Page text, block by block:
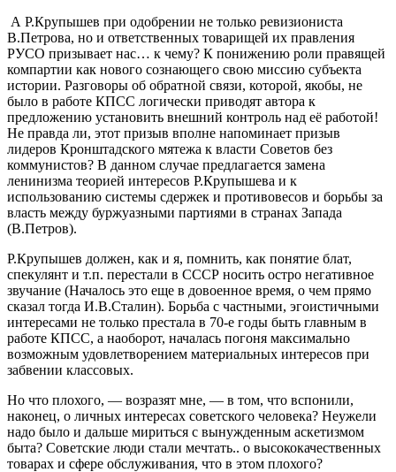
А Р.Крупышев при одобрении не только ревизиониста
В.Петрова, но и ответственных товарищей их правления
РУСО призывает нас… к чему? К понижению роли правящей
компартии как нового сознающего свою миссию субъекта
истории. Разговоры об обратной связи, которой, якобы, не
было в работе КПСС логически приводят автора к
предложению установить внешний контроль над её работой!
Не правда ли, этот призыв вполне напоминает призыв
лидеров Кронштадского мятежа к власти Советов без
коммунистов? В данном случае предлагается замена
ленинизма теорией интересов Р.Крупышева и к
использованию системы сдержек и противовесов и борьбы за
власть между буржуазными партиями в странах Запада
(В.Петров).
Р.Крупышев должен, как и я, помнить, как понятие блат,
спекулянт и т.п. перестали в СССР носить остро негативное
звучание (Началось это еще в довоенное время, о чем прямо
сказал тогда И.В.Сталин). Борьба с частными, эгоистичными
интересами не только престала в 70-е годы быть главным в
работе КПСС, а наоборот, началась погоня максимально
возможным удовлетворением материальных интересов при
забвении классовых.
Но что плохого, — возразят мне, — в том, что вспонили,
наконец, о личных интересах советского человека? Неужели
надо было и дальше мириться с вынужденным аскетизмом
быта? Советские люди стали мечтать.. о высококачественных
товарах и сфере обслуживания, что в этом плохого?